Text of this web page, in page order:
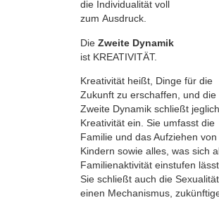
die Individualität voll
zum Ausdruck.
Die Zweite Dynamik
ist KREATIVITÄT.
Kreativität heißt, Dinge für die
Zukunft zu erschaffen, und die
Zweite Dynamik schließt
Kreativität ein. Sie umfasst die
Familie und das Aufziehen von
Kindern sowie alles, was sich
Familienaktivität einstufen lässt.
Sie schließt auch die
einen Mechanismus,